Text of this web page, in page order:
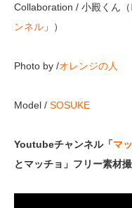
Collaboration / 小殿くん（
ンネル 」）
Photo by /オレンジの人
Model / SOSUKE
Youtubeチャンネル「マ
とマッチョ」フリー素材